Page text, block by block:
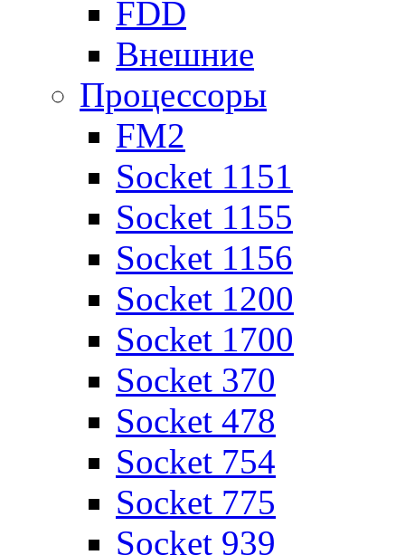
FDD
Внешние
Процессоры
FM2
Socket 1151
Socket 1155
Socket 1156
Socket 1200
Socket 1700
Socket 370
Socket 478
Socket 754
Socket 775
Socket 939